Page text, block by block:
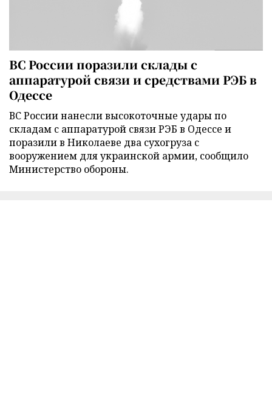
ВС России поразили склады с
аппаратурой связи и средствами РЭБ в
Одессе
ВС России нанесли высокоточные удары по
складам с аппаратурой связи РЭБ в Одессе и
поразили в Николаеве два сухогруза с
вооружением для украинской армии, сообщило
Министерство обороны.